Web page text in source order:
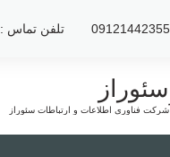
تلفن تماس : 79942 021 - 2222120 021
سئوراز
شرکت فناوری اطلاعات و ارتباطات سئوراز